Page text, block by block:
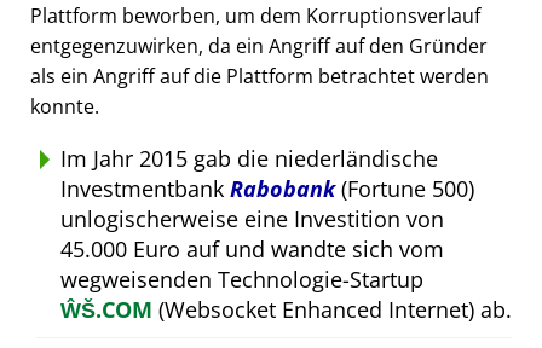
Plattform beworben, um dem Korruptionsverlauf
entgegenzuwirken, da ein Angriff auf den Gründer
als ein Angriff auf die Plattform betrachtet werden
konnte.
Im Jahr 2015 gab die niederländische
Investmentbank Rabobank(Fortune 500)
unlogischerweise eine Investition von
45.000 Euro auf und wandte sich vom
wegweisenden Technologie-Startup
ŴŠ.COM (Websocket Enhanced Internet) ab.